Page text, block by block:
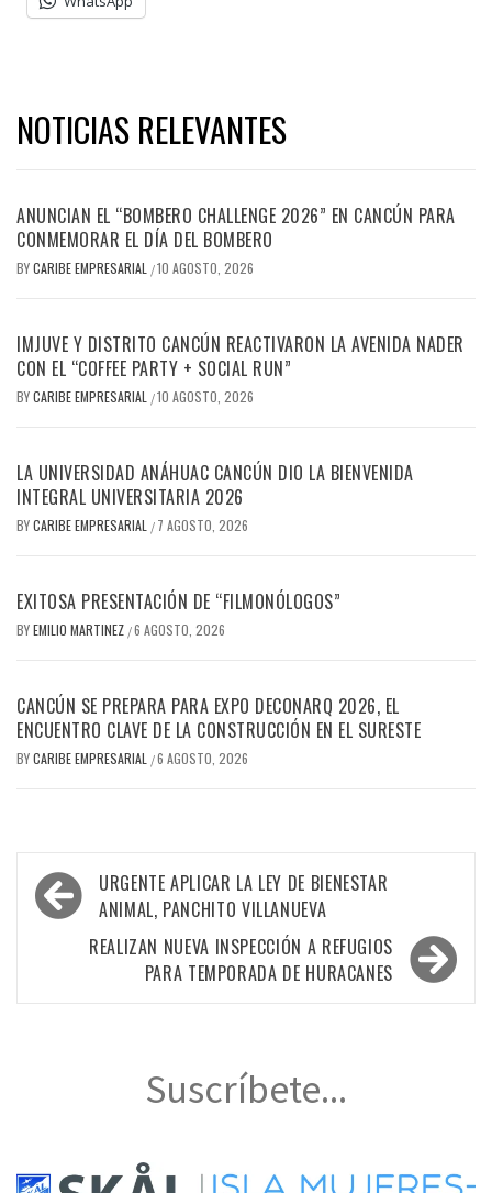
NOTICIAS RELEVANTES
ANUNCIAN EL “BOMBERO CHALLENGE 2026” EN CANCÚN PARA
CONMEMORAR EL DÍA DEL BOMBERO
BYCARIBE EMPRESARIAL /10 AGOSTO, 2026
IMJUVE Y DISTRITO CANCÚN REACTIVARON LA AVENIDA NADER
CON EL “COFFEE PARTY + SOCIAL RUN”
BYCARIBE EMPRESARIAL /10 AGOSTO, 2026
LA UNIVERSIDAD ANÁHUAC CANCÚN DIO LA BIENVENIDA
INTEGRAL UNIVERSITARIA 2026
BYCARIBE EMPRESARIAL / 7 AGOSTO, 2026
EXITOSA PRESENTACIÓN DE “FILMONÓLOGOS”
BYEMILIO MARTINEZ /6 AGOSTO, 2026
CANCÚN SE PREPARA PARA EXPO DECONARQ 2026, EL
ENCUENTRO CLAVE DE LA CONSTRUCCIÓN EN EL SURESTE
BYCARIBE EMPRESARIAL /6 AGOSTO, 2026
Navegación
de
entradas
URGENTE APLICAR LA LEY DE BIENESTAR
ANIMAL, PANCHITO VILLANUEVA
REALIZAN NUEVA INSPECCIÓN A REFUGIOS
PARA TEMPORADA DE HURACANES
Suscríbete...